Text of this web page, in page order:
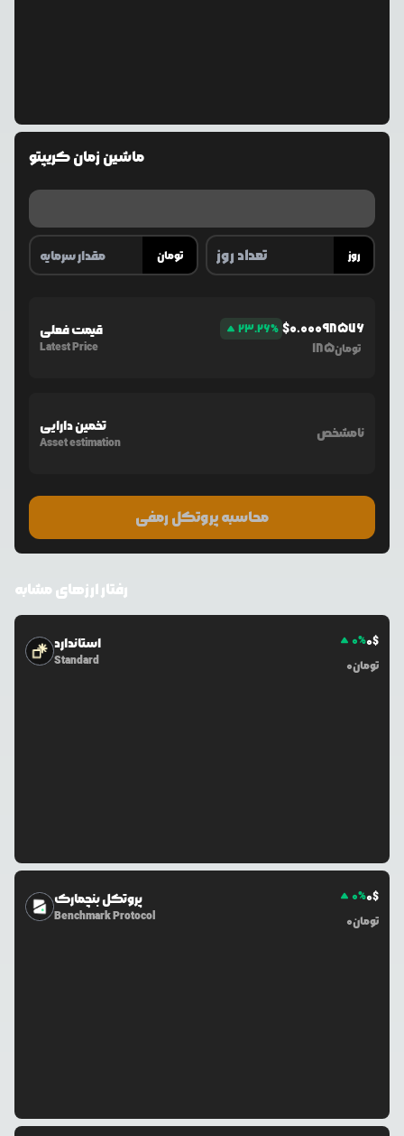
ماشین زمان کریپتو
تومان روز
قیمت فعلی
Latest Price
23.26% $0.00098576
185تومان
تخمین دارایی
Asset estimation
نامشخص
محاسبه پروتکل رمفی
رفتار ارزهای مشابه
استاندارد
Standard
0%0$
0تومان
پروتکل بنچمارک
Benchmark Protocol
0%0$
0تومان